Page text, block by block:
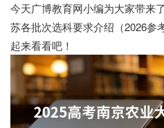
今天广博教育网小编为大家带来
苏各批次选科要求介绍（2026参
起来看看吧！